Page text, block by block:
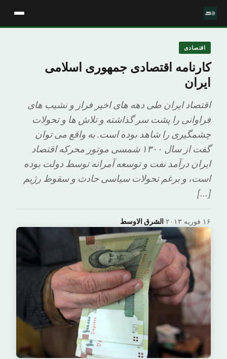
اقتصادی
کارنامه اقتصادی جمهوری اسلامی
ایران
اقتصاد ایران طی دهه های اخیر فراز و نشیب های
فراوانی را پشت سر گذاشته و تلاش ها و تحولات
چشمگیری را شاهد بوده است. به واقع می توان
گفت از سال ۱۳۰۰ شمسی موتور محرکه اقتصاد
ایران درآمد نفت و توسعه آمرانه توسط دولت بوده
است، و برغم تحولات سیاسی حادث و سقوط رژیم
[…]
الشرق الاوسط· ۱۶ فوریه ۲۰۱۳